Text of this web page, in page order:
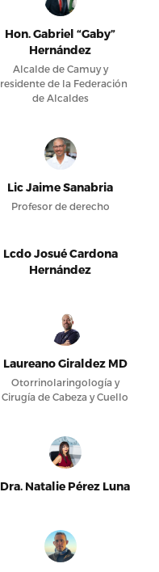
Hon. Gabriel “Gaby”
Hernández
Alcalde de Camuy y
de la Federación
de Alcaldes
Lic Jaime Sanabria
Profesor de derecho
Lcdo Josué Cardona
Hernández
Laureano Giraldez MD
Otorrinolaringología y
Cirugía de Cabeza y Cuello
Dra. Natalie Pérez Luna